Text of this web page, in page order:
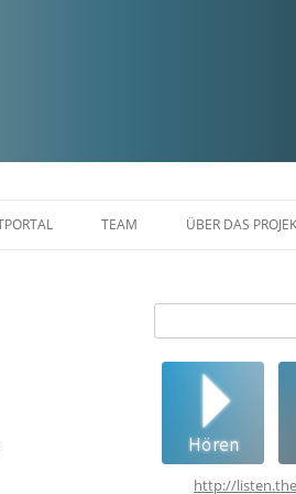
TEAM ÜBER DAS
nach:
http://